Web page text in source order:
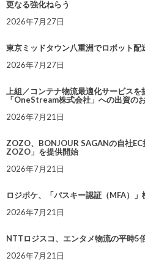
更なる強化ねらう
2026年7月27日
東京ミッドタウン八重洲でロボット配
2026年7月27日
上組／コンテナ物流最適化サービス
「OneStream株式会社」への出資の
2026年7月21日
ZOZO、BONJOUR SAGANの自社
ZOZO」を提供開始
2026年7月21日
ロジポケ、「パスキー認証（MFA）」
2026年7月21日
NTTロジスコ、エンタメ物流の平時
2026年7月21日